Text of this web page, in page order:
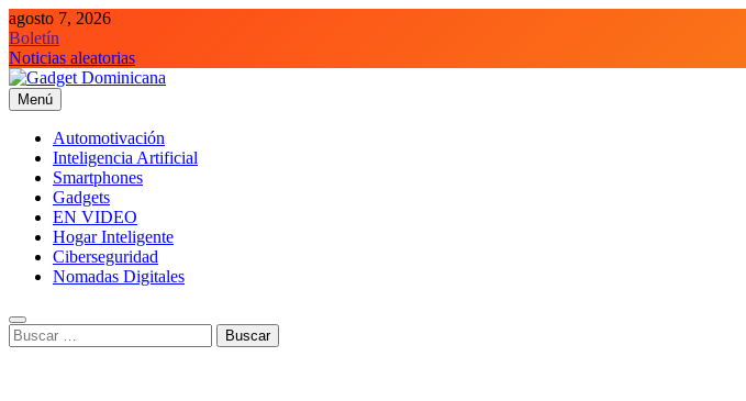
Saltar
al
contenido
agosto 7, 2026
Boletín
Noticias aleatorias
Gadget Dominicana
Gadgets, Autos y Tecnología de consumo
Menú
Automotivación
Inteligencia Artificial
Smartphones
Gadgets
EN VIDEO
Hogar Inteligente
Ciberseguridad
Nomadas Digitales
Buscar: